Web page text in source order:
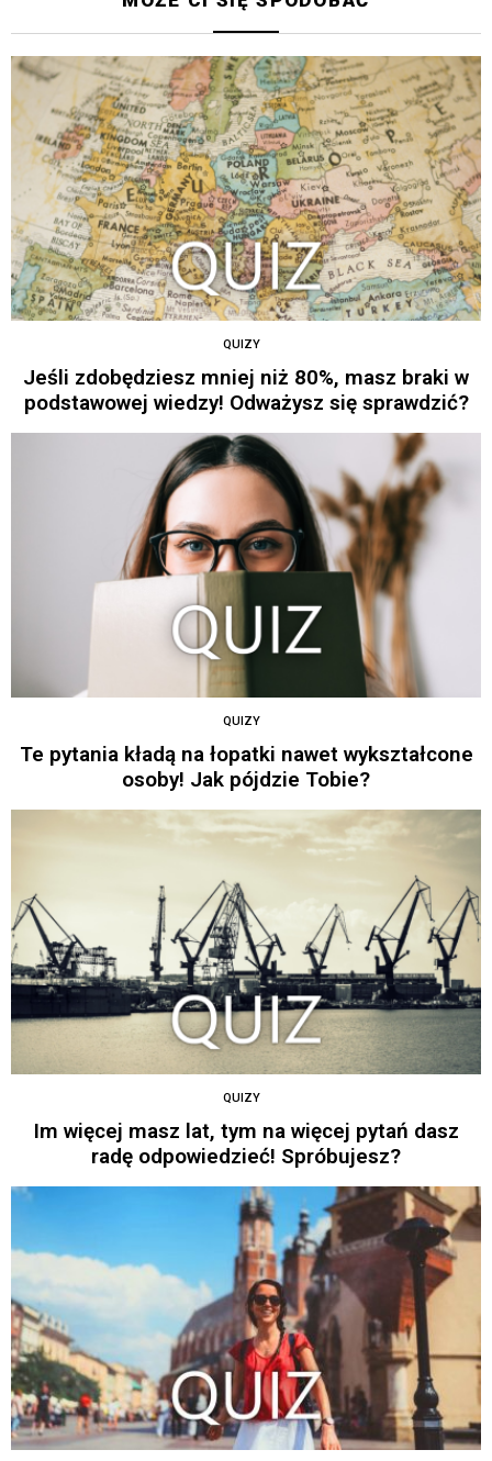
QUIZY
Jeśli zdobędziesz mniej niż 80%, masz braki w
podstawowej wiedzy! Odważysz się sprawdzić?
QUIZY
Te pytania kładą na łopatki nawet wykształcone
osoby! Jak pójdzie Tobie?
QUIZY
Im więcej masz lat, tym na więcej pytań dasz
radę odpowiedzieć! Spróbujesz?